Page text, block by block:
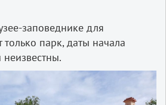
заповеднике для
только парк, даты начала